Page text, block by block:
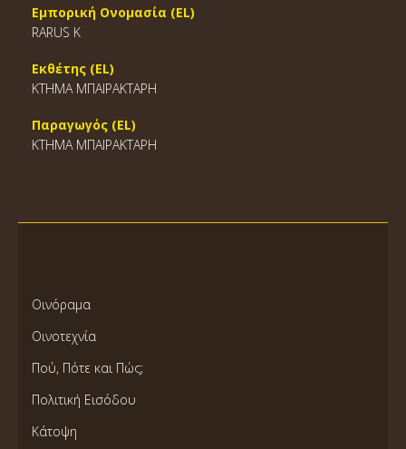
Εμπορική Ονομασία (EL)
RARUS K
Εκθέτης (EL)
ΚΤΗΜΑ ΜΠΑΪΡΑΚΤΑΡΗ
Παραγωγός (EL)
ΚΤΗΜΑ ΜΠΑΪΡΑΚΤΑΡΗ
Οινόραμα
Οινοτεχνία
Πού, Πότε και Πώς;
Πολιτική Εισόδου
Κάτοψη